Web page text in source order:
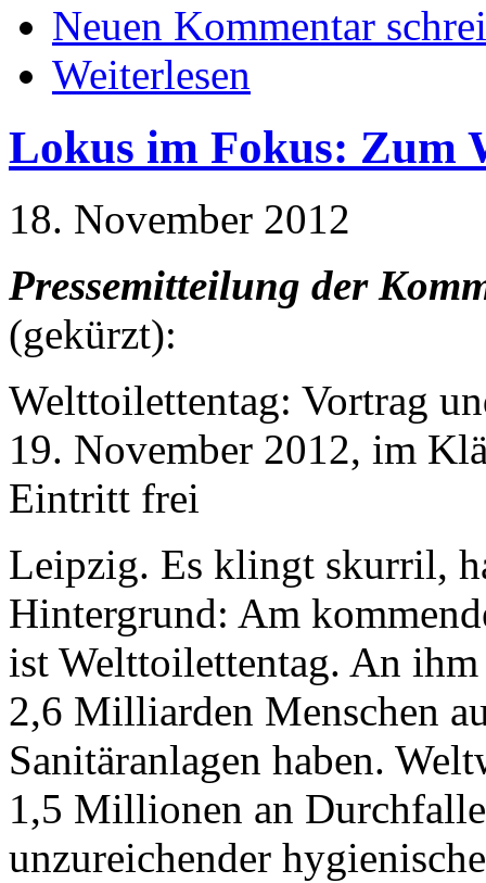
Neuen Kommentar
Weiterlesen
Lokus im Fokus: Zum
18. November 2012
Pressemitteilung der
(gekürzt):
Welttoilettentag: Vortrag
19. November 2012, im
Eintritt frei
Leipzig. Es klingt skurril,
Hintergrund: Am
ist Welttoilettentag. An
2,6 Milliarden Menschen
Sanitäranlagen haben.
1,5 Millionen an
unzureichender